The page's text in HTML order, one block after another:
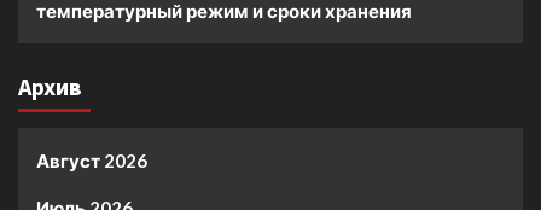
температурный режим и сроки хранения
Архив
Август 2026